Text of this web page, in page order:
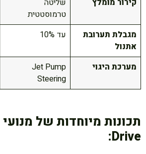
קירור מומלץ
שליטה
טרמוסטטית
מגבלת תערובת
אתנול
עד 10%
מערכת היגוי
Jet Pump
Steering
Drive: